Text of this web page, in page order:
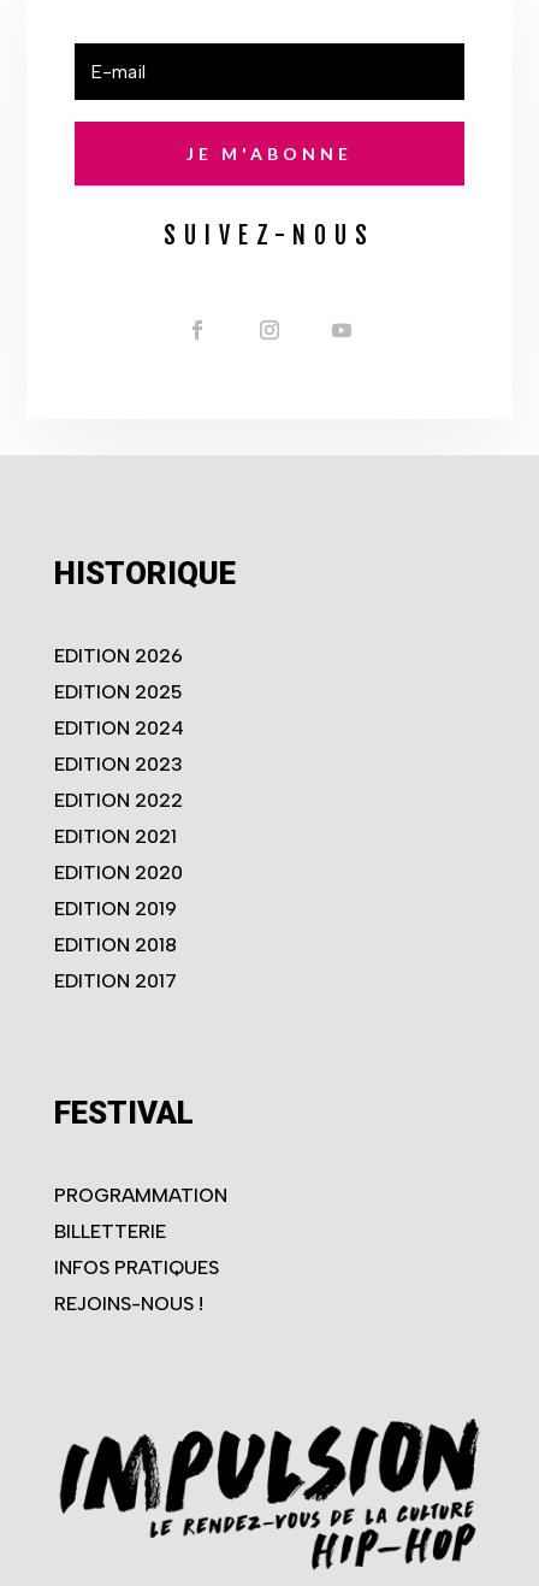
JE M'ABONNE
SUIVEZ-NOUS
HISTORIQUE
EDITION 2026
EDITION 2025
EDITION 2024
EDITION 2023
EDITION 2022
EDITION 2021
EDITION 2020
EDITION 2019
EDITION 2018
EDITION 2017
FESTIVAL
PROGRAMMATION
BILLETTERIE
INFOS PRATIQUES
REJOINS-NOUS !